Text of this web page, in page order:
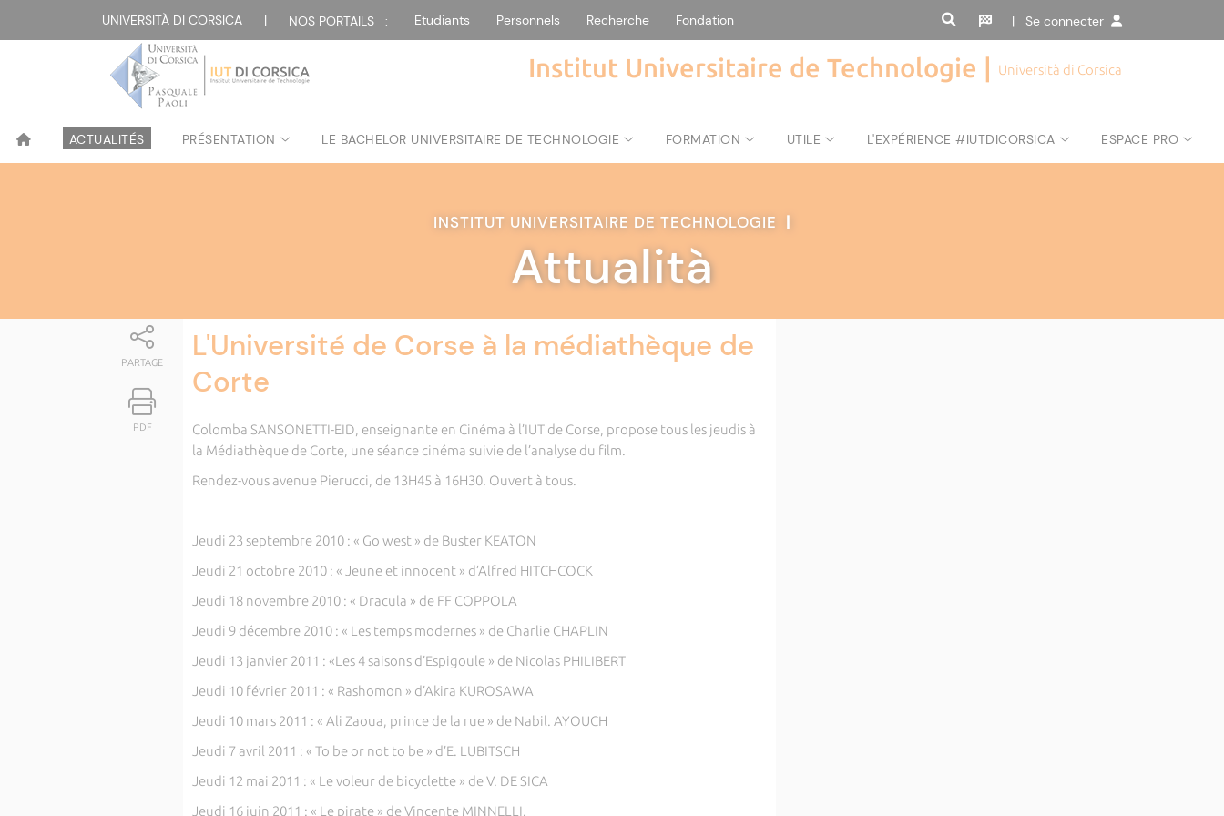
UNIVERSITÀ DI CORSICA | NOS PORTAILS : Etudiants Personnels Recherche Fondation | Se connecter
Institut Universitaire de Technologie | Università di Corsica
ACTUALITÉS PRÉSENTATION LE BACHELOR UNIVERSITAIRE DE TECHNOLOGIE FORMATION UTILE L'EXPÉRIENCE #IUTDICORSICA ESPACE PRO
INSTITUT UNIVERSITAIRE DE TECHNOLOGIE |
Attualità
PARTAGE
PDF
L'Université de Corse à la médiathèque de
Corte
Colomba SANSONETTI-EID, enseignante en Cinéma à l’IUT de Corse, propose tous les jeudis à
la Médiathèque de Corte, une séance cinéma suivie de l’analyse du film.
Rendez-vous avenue Pierucci, de 13H45 à 16H30. Ouvert à tous.
Jeudi 23 septembre 2010 : « Go west » de Buster KEATON
Jeudi 21 octobre 2010 : « Jeune et innocent » d’Alfred HITCHCOCK
Jeudi 18 novembre 2010 : « Dracula » de FF COPPOLA
Jeudi 9 décembre 2010 : « Les temps modernes » de Charlie CHAPLIN
Jeudi 13 janvier 2011 : «Les 4 saisons d’Espigoule » de Nicolas PHILIBERT
Jeudi 10 février 2011 : « Rashomon » d’Akira KUROSAWA
Jeudi 10 mars 2011 : « Ali Zaoua, prince de la rue » de Nabil. AYOUCH
Jeudi 7 avril 2011 : « To be or not to be » d’E. LUBITSCH
Jeudi 12 mai 2011 : « Le voleur de bicyclette » de V. DE SICA
Jeudi 16 juin 2011 : « Le pirate » de Vincente MINNELLI.